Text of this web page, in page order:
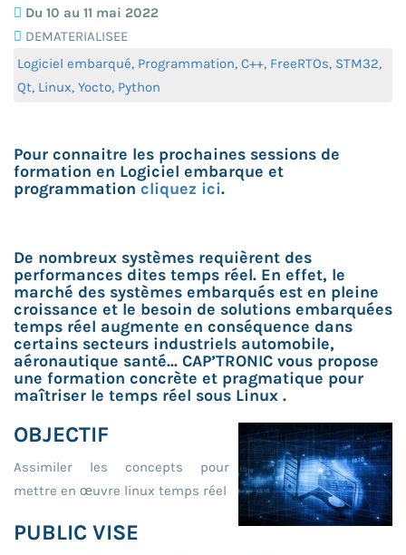
Du 10 au 11 mai 2022
DEMATERIALISEE
Logiciel embarqué, Programmation, C++, FreeRTOs, STM32,
Qt, Linux, Yocto, Python
Pour connaitre les prochaines sessions de
formation en Logiciel embarque et
programmationcliquez ici.
De nombreux systèmes requièrent des
performances dites temps réel. En effet, le
marché des systèmes embarqués est en pleine
croissance et le besoin de solutions embarquées
temps réel augmente en conséquence dans
certains secteurs industriels automobile,
aéronautique santé... CAP’TRONIC vous propose
une formation concrète et pragmatique pour
maîtriser le temps réel sous Linux .
OBJECTIF
Assimiler les concepts pour
mettre en œuvre linux temps réel
PUBLIC VISE